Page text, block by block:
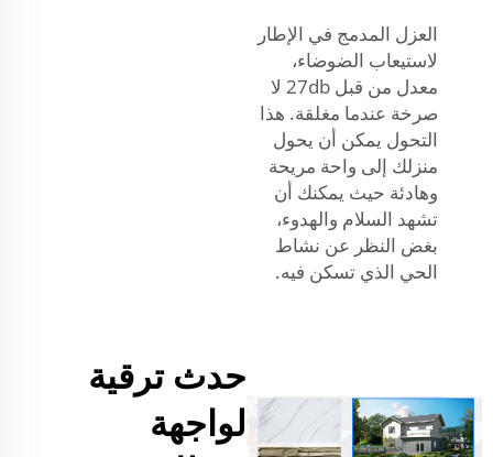
العزل المدمج في الإطار
لاستيعاب الضوضاء،
معدل من قبل 27db لا
صرخة عندما مغلقة. هذا
التحول يمكن أن يحول
منزلك إلى واحة مريحة
وهادئة حيث يمكنك أن
تشهد السلام والهدوء،
بغض النظر عن نشاط
الحي الذي تسكن فيه.
حدث ترقية
لواجهة